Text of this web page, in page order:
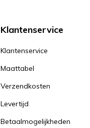
Klantenservice
Klantenservice
Maattabel
Verzendkosten
Levertijd
Betaalmogelijkheden